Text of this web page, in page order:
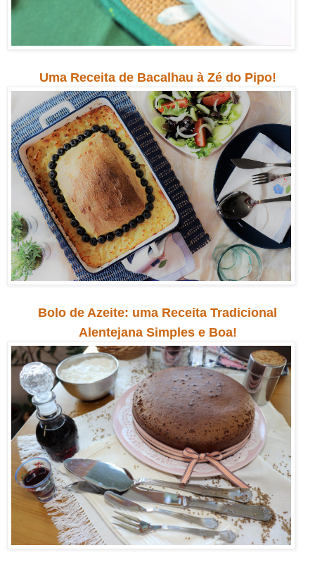
Uma Receita de Bacalhau à Zé do Pipo!
Bolo de Azeite: uma Receita Tradicional
Alentejana Simples e Boa!